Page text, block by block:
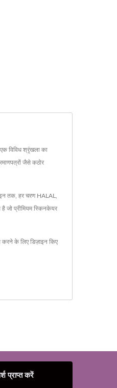
विविध श्रृंखला का
जैसे कठोर
तक, हर चरण HALAL,
जो प्रीमियम स्किनकेयर
करने के लिए डिज़ाइन किए
प्राप्त करें